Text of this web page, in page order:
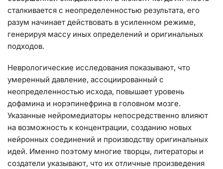
сталкивается с неопределенностью результата, его
разум начинает действовать в усиленном режиме,
генерируя массу иных определений и оригинальных
подходов.
Неврологические исследования показывают, что
умеренный давление, ассоциированный с
неопределенностью исхода, повышает уровень
дофамина и норэпинефрина в головном мозге.
Указанные нейромедиаторы непосредственно влияют
на возможность к концентрации, созданию новых
нейронных соединений и производству оригинальных
идей. Именно поэтому многие творцы, литераторы и
создатели указывают, что их отличные произведения